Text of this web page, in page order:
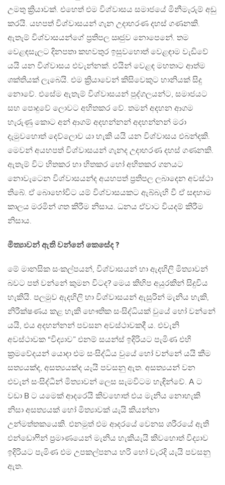
උමතු ක්‍රියාවක්. එහෙත් එම විශ්වාසය සමාජයේ මිනීමැරුම් අඩු
කරයි. යහපත් විශ්වාසයන් ගැන උදාහරණ දහස් ගණනකි.
ඇතැම් විශ්වාසයන්ගේ ප්‍රතිපල ඍජුව නොපෙනේ. තම
වෙළඳසැලට දිනපතා කහවතුර ඉසුවහොත් වෙළඳාම වැඩිවේ
යයි යන විශ්වාසය එවැන්නක්. එයින් වෙළඳ මහතාට ආත්ම
ශක්තියක් ලැබෙයි. එම ක්‍රියාවෙන් කිසිවෙකුට හානියක් සිදු
නොවේ. එසේම ඇතැම් විශ්වාසයන් පුද්ගලයන්ට, සමාජයට
සහ පොදුවේ ලොවට අහිතකර වේ. තමන් අදහන ආගම
හැරුණු කොට අන් ආගම් අදහන්නන් අදහන්නන් මරා
දැමුවහොත් දෙව්ලොව යා හැකි යයි යන විශ්වාසය එබන්දකි.
මෙවන් අයහපත් විශ්වාසයන් ගැනද උදාහරණ දහස් ගණනකි.
ඇතැම් විට හිතකර හා හිතකර හෝ අහිතකර ගනයට
නොවැටෙන විශ්වාසයන්ද අයහපත් ප්‍රතිපල ලබාදෙන අවස්ථා
තිබේ. ඒ බොහෝවිට යම් විශ්වාසයකට ඇබ්බැහි වී ඒ සඳහාම
කාලය මරමින් ගත කිරීම නිසාය. ධනය ඒවාට වියදම් කිරීම
නිසාය.
මිත්‍යාවන් ඇති වන්නේ කෙසේද ?
මේ මානසික සංකල්පයන්, විශ්වාසයන් හා ඇදහිලි මිත්‍යාවන්
බවට පත් වන්නේ කුමන විටද? මෙය කිහිප අයුරකින් සිදුවිය
හැකියි. පලමුව ඇදහිලි හා විශ්වාසයන් ඇසුරින් මැනිය හැකි,
නිරීක්ෂණය කළ හැකි භෞතික සංසිද්ධියක් වුයේ හෝ වන්නේ
යයි, එය අදහන්නන් පවසන අවස්ථාවකදී ය. එවැනි
අවස්ථාවක “විද්‍යාව” එනම් සයන්ස් ඉදිරියට පැමිණ එහි
ක්‍රමවේදයන් යොදා එම සංසිද්ධිය වුයේ හෝ වන්නේ යයි කීම
සත්‍යයක්ද, අසත්‍යයක්ද යැයි පවසනු ඇත. අසත්‍යයන් වන
එවැන් සංසිද්ධීන් මිත්‍යාවන් ලෙස සැමවිටම හැඳින්වේ. A ට
වඩා B ට යමෙක් ආදරෙයි කිවහොත් එය මැනිය නොහැකි
නිසා අසත්‍යයක් හෝ මිත්‍යාවක් යැයි කියන්නා
උන්මත්තකයෙකි. එනමුත් එම ආදරයේ වෙනස ශරීරයේ ඇති
එන්ඩොෆින් ප්‍රමාණයෙන් මැනිය හැකියැයි කිවහොත් විද්‍යාව
ඉදිරියට පැමිණ එම උපකල්පනය හරි හෝ වැරදි යැයි පවසනු
ඇත.